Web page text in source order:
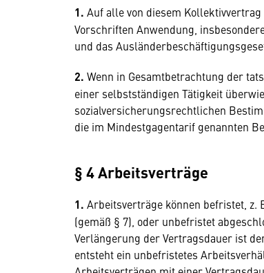
1. Auf alle von diesem
Vorschriften Anwendung,
und das
2. Wenn in Gesamtbetrachtung der
einer selbstständigen Tätigkeit
sozialversicherungsrechtlichen
die im Mindestgagentarif genannten
§ 4 Arbeitsverträge
1. Arbeitsverträge können befristet, z.
(gemäß § 7), oder unbefristet
Verlängerung der Vertragsdauer ist
entsteht ein unbefristetes